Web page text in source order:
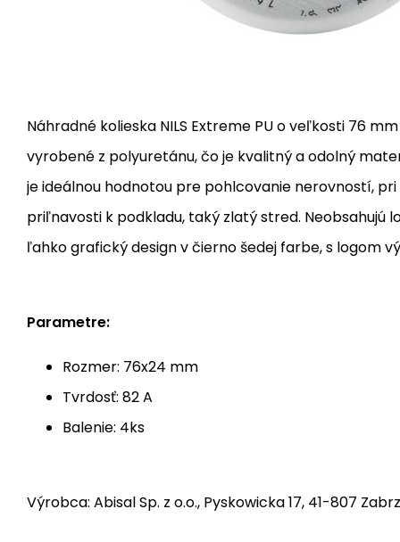
Náhradné kolieska NILS Extreme PU o veľkosti 76
vyrobené z polyuretánu, čo je kvalitný a odolný
je ideálnou hodnotou pre pohlcovanie nerovností,
priľnavosti k podkladu, taký zlatý stred. Neobsahujú
ľahko grafický design v čierno šedej farbe, s logom
Parametre:
Rozmer: 76x24 mm
Tvrdosť: 82 A
Balenie: 4ks
Výrobca: Abisal Sp. z o.o., Pyskowicka 17, 41-807